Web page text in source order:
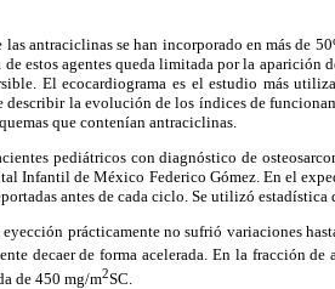
las antraciclinas se han incorporado en más de
estos agentes queda limitada por la aparición
El ecocardiograma es el estudio más
describir la evolución de los índices de
que contenían antraciclinas.
pediátricos con diagnóstico de
Infantil de México Federico Gómez. En el
antes de cada ciclo. Se utilizó estadística
prácticamente no sufrió variaciones
decaer de forma acelerada. En la fracción
de 450 mg/m2SC.